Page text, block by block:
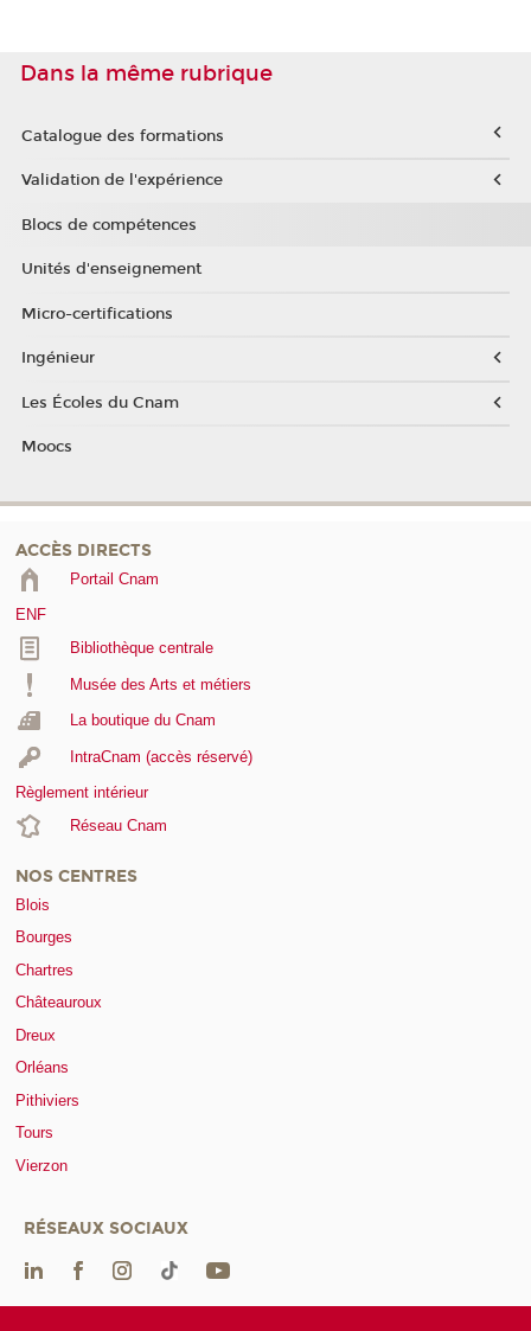
Dans la même rubrique
Catalogue des formations
Validation de l'expérience
Blocs de compétences
Unités d'enseignement
Micro-certifications
Ingénieur
Les Écoles du Cnam
Moocs
ACCÈS DIRECTS
Portail Cnam
ENF
Bibliothèque centrale
Musée des Arts et métiers
La boutique du Cnam
IntraCnam (accès réservé)
Règlement intérieur
Réseau Cnam
NOS CENTRES
Blois
Bourges
Chartres
Châteauroux
Dreux
Orléans
Pithiviers
Tours
Vierzon
RÉSEAUX SOCIAUX